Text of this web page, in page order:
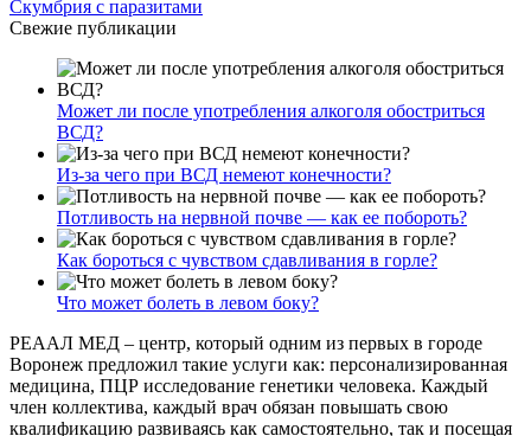
Скумбрия с паразитами
Свежие публикации
Может ли после употребления алкоголя обостриться
ВСД?
Из-за чего при ВСД немеют конечности?
Потливость на нервной почве — как ее побороть?
Как бороться с чувством сдавливания в горле?
Что может болеть в левом боку?
РЕААЛ МЕД – центр, который одним из первых в городе
Воронеж предложил такие услуги как: персонализированная
медицина, ПЦР исследование генетики человека. Каждый
член коллектива, каждый врач обязан повышать свою
квалификацию развиваясь как самостоятельно, так и посещая